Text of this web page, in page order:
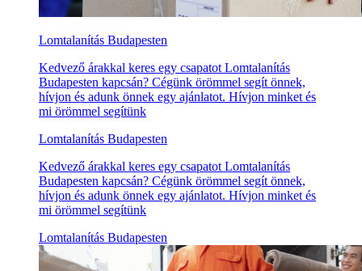
Lomtalanítás Budapesten
Kedvező árakkal keres egy csapatot Lomtalanítás
Budapesten kapcsán? Cégünk örömmel segít önnek,
hívjon és adunk önnek egy ajánlatot. Hívjon minket és
mi örömmel segítünk
Lomtalanítás Budapesten
Kedvező árakkal keres egy csapatot Lomtalanítás
Budapesten kapcsán? Cégünk örömmel segít önnek,
hívjon és adunk önnek egy ajánlatot. Hívjon minket és
mi örömmel segítünk
Lomtalanítás Budapesten